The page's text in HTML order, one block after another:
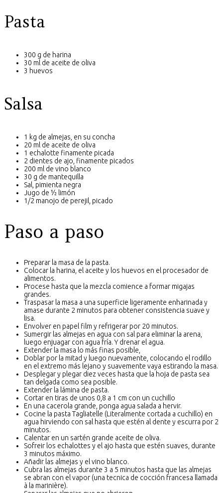
Pasta
300 g de harina
30 ml de aceite de oliva
3 huevos
Salsa
1 kg de almejas, en su concha
20 ml de aceite de oliva
1 echalotte finamente picada
2 dientes de ajo, finamente picados
200 ml de vino blanco
30 g de mantequilla
Sal, pimienta negra
Jugo de ½ limón
1/2 manojo de perejil, picado
Paso a paso
Preparar la masa de la pasta.
Colocar la harina, el aceite y los huevos en el procesador de
alimentos.
Procese hasta que la mezcla comience a formar migajas
grandes.
Traspasar la masa a una superficie ligeramente enharinada y
amase durante 2 minutos para obtener consistencia suave y
lisa.
Envolver en papel film y refrigerar por 20 minutos.
Sumergir las almejas en agua con sal para eliminar la arena,
luego enjuagar con agua fría. Y drenar el agua.
Extender la masa lo más finas posible,
Doblar por la mitad y luego nuevamente, colocando el rodillo
en el extremo más lejano y suavemente vaya estirando la masa.
Desplegar y plegar diez veces hasta que la hoja de pasta sea
tan delgada como sea posible.
Extender la lámina de pasta.
Cortar en tiras de unos 0,8 a 1 cm con un cuchillo
En una cacerola grande, ponga agua salada a hervir.
Cocine la pasta Tagliatelle (Literalmente cortada a cuchillo) en
agua hirviendo con sal hasta que estén al dente y escurra por 2
minutos.
Calentar en un sartén grande aceite de oliva.
Sofreir los echalottes y el ajo hasta que estén suaves, durante
3 minutos máximo.
Añadir las almejas y el vino blanco.
Cubra las almejas durante 3 a 5 minutos hasta que las almejas
se abran con el vapor (una tecnica de cocción francesa llamada
à la marinière).